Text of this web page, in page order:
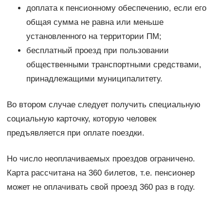
доплата к пенсионному обеспечению, если его
общая сумма не равна или меньше
установленного на территории ПМ;
бесплатный проезд при пользовании
общественными транспортными средствами,
принадлежащими муниципалитету.
Во втором случае следует получить специальную
социальную карточку, которую человек
предъявляется при оплате поездки.
Но число неоплачиваемых проездов ограничено.
Карта рассчитана на 360 билетов, т.е. пенсионер
может не оплачивать свой проезд 360 раз в году.